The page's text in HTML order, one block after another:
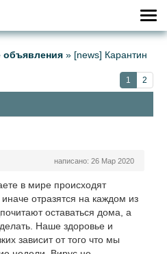
» [news] Карантин
1 2
написано: 26 Мар 2020
в мире происходят
отразятся на каждом из
оставаться дома, а
Наше здоровье и
зависит от того что мы